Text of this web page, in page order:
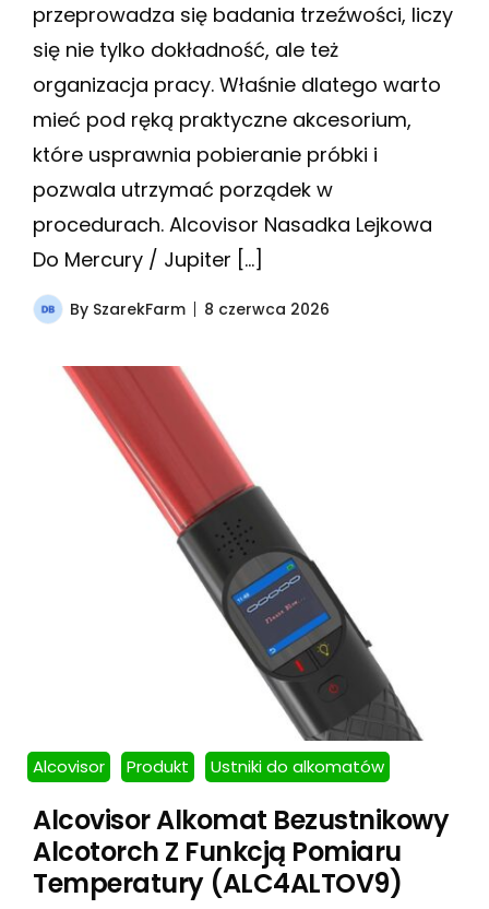
przeprowadza się badania trzeźwości, liczy
się nie tylko dokładność, ale też
organizacja pracy. Właśnie dlatego warto
mieć pod ręką praktyczne akcesorium,
które usprawnia pobieranie próbki i
pozwala utrzymać porządek w
procedurach. Alcovisor Nasadka Lejkowa
Do Mercury / Jupiter […]
By SzarekFarm 8 czerwca 2026
Alcovisor Produkt Ustniki do alkomatów
Alcovisor Alkomat Bezustnikowy
Alcotorch Z Funkcją Pomiaru
Temperatury (ALC4ALTOV9)